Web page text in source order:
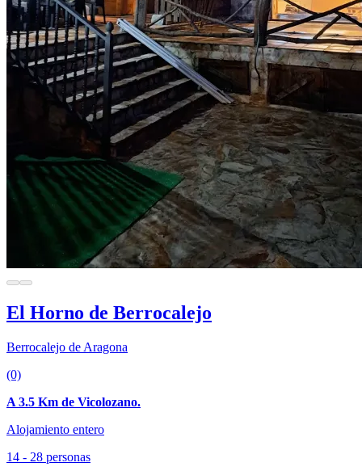
El Horno de Berrocalejo
Berrocalejo de Aragona
(0)
A 3.5 Km de Vicolozano.
Alojamiento entero
14 - 28 personas